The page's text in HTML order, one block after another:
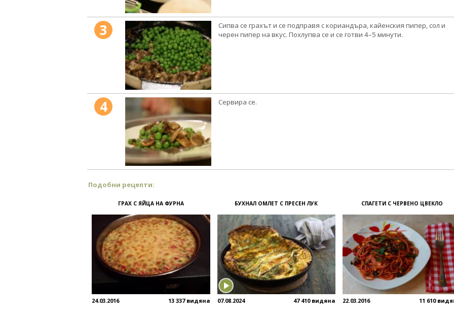
3
Сипва се грахът и се подправя с кориандъра, кайенския пипер, сол и
черен пипер на вкус. Похлупва се и се готви 4–5 минути.
4 Сервира се.
Подобни рецепти:
ГРАХ С ЯЙЦА НА ФУРНА
24.03.2016 13 337 видяна
БУХНАЛ ОМЛЕТ С ПРЕСЕН ЛУК
07.08.2024 47 410 видяна
СПАГЕТИ С ЧЕРВЕНО ЦВЕКЛО
22.03.2016 11 610